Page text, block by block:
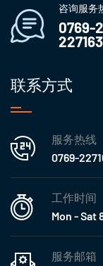
咨询服务
0769-
联系方式
服务热线
0769-
工作时间
Mon - Sat
服务邮箱